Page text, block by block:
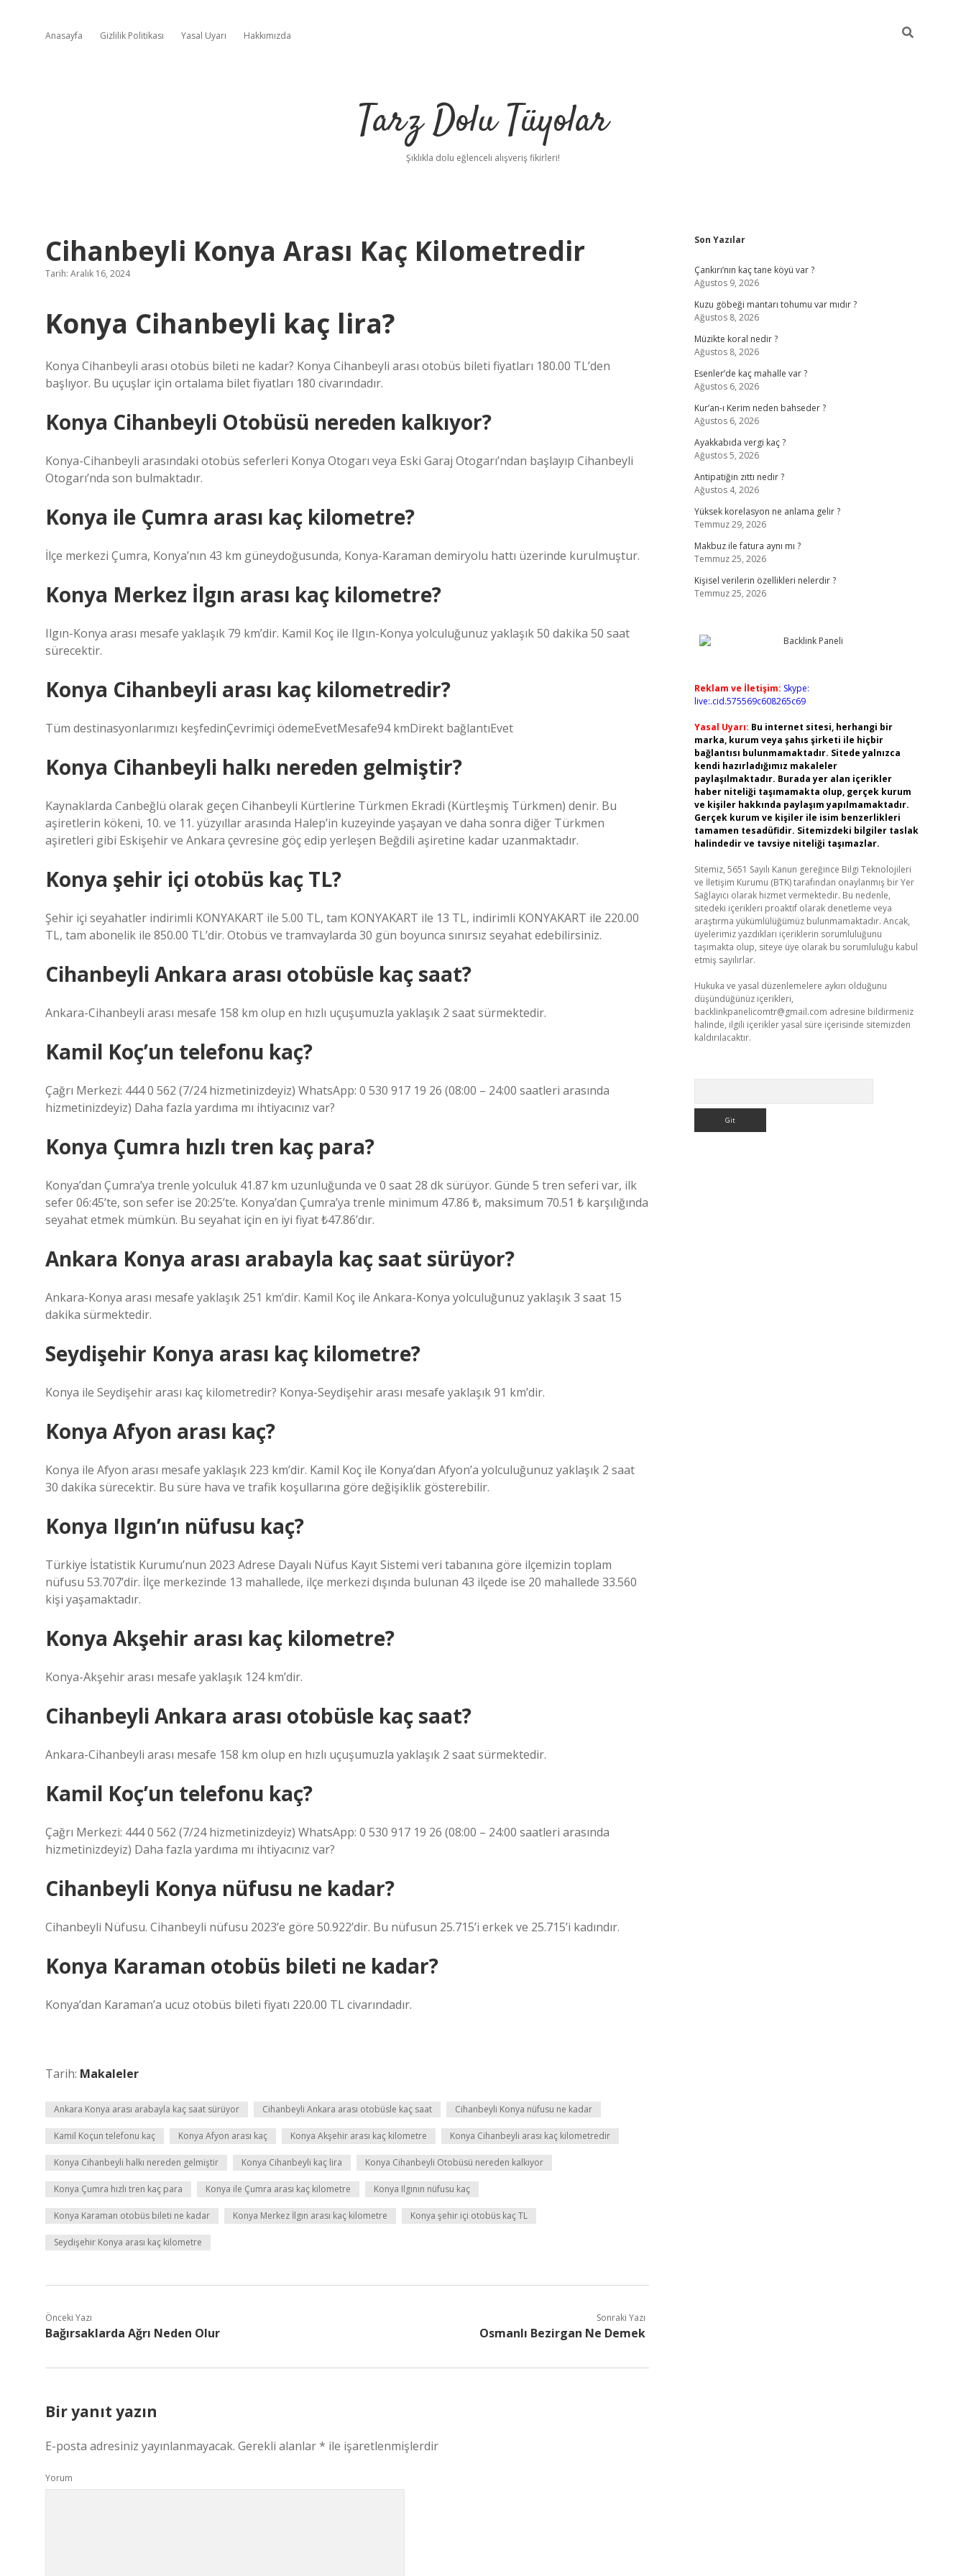
Anasayfa Gizlilik Politikası Yasal Uyarı Hakkımızda
Tarz Dolu Tüyolar
Şıklıkla dolu eğlenceli alışveriş fikirleri!
Cihanbeyli Konya Arası Kaç Kilometredir
Tarih: Aralık 16, 2024
Konya Cihanbeyli kaç lira?
Konya Cihanbeyli arası otobüs bileti ne kadar? Konya Cihanbeyli arası otobüs bileti fiyatları 180.00 TL’den
başlıyor. Bu uçuşlar için ortalama bilet fiyatları 180 civarındadır.
Konya Cihanbeyli Otobüsü nereden kalkıyor?
Konya-Cihanbeyli arasındaki otobüs seferleri Konya Otogarı veya Eski Garaj Otogarı’ndan başlayıp Cihanbeyli
Otogarı’nda son bulmaktadır.
Konya ile Çumra arası kaç kilometre?
İlçe merkezi Çumra, Konya’nın 43 km güneydoğusunda, Konya-Karaman demiryolu hattı üzerinde kurulmuştur.
Konya Merkez İlgın arası kaç kilometre?
Ilgın-Konya arası mesafe yaklaşık 79 km’dir. Kamil Koç ile Ilgın-Konya yolculuğunuz yaklaşık 50 dakika 50 saat
sürecektir.
Konya Cihanbeyli arası kaç kilometredir?
Tüm destinasyonlarımızı keşfedinÇevrimiçi ödemeEvetMesafe94 kmDirekt bağlantıEvet
Konya Cihanbeyli halkı nereden gelmiştir?
Kaynaklarda Canbeğlü olarak geçen Cihanbeyli Kürtlerine Türkmen Ekradi (Kürtleşmiş Türkmen) denir. Bu
aşiretlerin kökeni, 10. ve 11. yüzyıllar arasında Halep’in kuzeyinde yaşayan ve daha sonra diğer Türkmen
aşiretleri gibi Eskişehir ve Ankara çevresine göç edip yerleşen Beğdili aşiretine kadar uzanmaktadır.
Konya şehir içi otobüs kaç TL?
Şehir içi seyahatler indirimli KONYAKART ile 5.00 TL, tam KONYAKART ile 13 TL, indirimli KONYAKART ile 220.00
TL, tam abonelik ile 850.00 TL’dir. Otobüs ve tramvaylarda 30 gün boyunca sınırsız seyahat edebilirsiniz.
Cihanbeyli Ankara arası otobüsle kaç saat?
Ankara-Cihanbeyli arası mesafe 158 km olup en hızlı uçuşumuzla yaklaşık 2 saat sürmektedir.
Kamil Koç’un telefonu kaç?
Çağrı Merkezi: 444 0 562 (7/24 hizmetinizdeyiz) WhatsApp: 0 530 917 19 26 (08:00 – 24:00 saatleri arasında
hizmetinizdeyiz) Daha fazla yardıma mı ihtiyacınız var?
Konya Çumra hızlı tren kaç para?
Konya’dan Çumra’ya trenle yolculuk 41.87 km uzunluğunda ve 0 saat 28 dk sürüyor. Günde 5 tren seferi var, ilk
sefer 06:45’te, son sefer ise 20:25’te. Konya’dan Çumra’ya trenle minimum 47.86 ₺, maksimum 70.51 ₺ karşılığında
seyahat etmek mümkün. Bu seyahat için en iyi fiyat ₺47.86’dır.
Ankara Konya arası arabayla kaç saat sürüyor?
Ankara-Konya arası mesafe yaklaşık 251 km’dir. Kamil Koç ile Ankara-Konya yolculuğunuz yaklaşık 3 saat 15
dakika sürmektedir.
Seydişehir Konya arası kaç kilometre?
Konya ile Seydişehir arası kaç kilometredir? Konya-Seydişehir arası mesafe yaklaşık 91 km’dir.
Konya Afyon arası kaç?
Konya ile Afyon arası mesafe yaklaşık 223 km’dir. Kamil Koç ile Konya’dan Afyon’a yolculuğunuz yaklaşık 2 saat
30 dakika sürecektir. Bu süre hava ve trafik koşullarına göre değişiklik gösterebilir.
Konya Ilgın’ın nüfusu kaç?
Türkiye İstatistik Kurumu’nun 2023 Adrese Dayalı Nüfus Kayıt Sistemi veri tabanına göre ilçemizin toplam
nüfusu 53.707’dir. İlçe merkezinde 13 mahallede, ilçe merkezi dışında bulunan 43 ilçede ise 20 mahallede 33.560
kişi yaşamaktadır.
Konya Akşehir arası kaç kilometre?
Konya-Akşehir arası mesafe yaklaşık 124 km’dir.
Cihanbeyli Ankara arası otobüsle kaç saat?
Ankara-Cihanbeyli arası mesafe 158 km olup en hızlı uçuşumuzla yaklaşık 2 saat sürmektedir.
Kamil Koç’un telefonu kaç?
Çağrı Merkezi: 444 0 562 (7/24 hizmetinizdeyiz) WhatsApp: 0 530 917 19 26 (08:00 – 24:00 saatleri arasında
hizmetinizdeyiz) Daha fazla yardıma mı ihtiyacınız var?
Cihanbeyli Konya nüfusu ne kadar?
Cihanbeyli Nüfusu. Cihanbeyli nüfusu 2023’e göre 50.922’dir. Bu nüfusun 25.715’i erkek ve 25.715’i kadındır.
Konya Karaman otobüs bileti ne kadar?
Konya’dan Karaman’a ucuz otobüs bileti fiyatı 220.00 TL civarındadır.
Tarih: Makaleler
Ankara Konya arası arabayla kaç saat sürüyor Cihanbeyli Ankara arası otobüsle kaç saat Cihanbeyli Konya nüfusu ne kadar
Kamil Koçun telefonu kaç Konya Afyon arası kaç Konya Akşehir arası kaç kilometre Konya Cihanbeyli arası kaç kilometredir
Konya Cihanbeyli halkı nereden gelmiştir Konya Cihanbeyli kaç lira Konya Cihanbeyli Otobüsü nereden kalkıyor
Konya Çumra hızlı tren kaç para Konya ile Çumra arası kaç kilometre Konya Ilgının nüfusu kaç
Konya Karaman otobüs bileti ne kadar Konya Merkez İlgın arası kaç kilometre Konya şehir içi otobüs kaç TL
Seydişehir Konya arası kaç kilometre
Önceki Yazı
Bağırsaklarda Ağrı Neden Olur
Sonraki Yazı
Osmanlı Bezirgan Ne Demek
Bir yanıt yazın
E-posta adresiniz yayınlanmayacak. Gerekli alanlar* ile işaretlenmişlerdir
Yorum
Sidebar
Son Yazılar
Çankırı’nın kaç tane köyü var ?
Ağustos 9, 2026
Kuzu göbeği mantarı tohumu var mıdır ?
Ağustos 8, 2026
Müzikte koral nedir ?
Ağustos 8, 2026
Esenler’de kaç mahalle var ?
Ağustos 6, 2026
Kur’an-ı Kerim neden bahseder ?
Ağustos 6, 2026
Ayakkabıda vergi kaç ?
Ağustos 5, 2026
Antipatiğin zıttı nedir ?
Ağustos 4, 2026
Yüksek korelasyon ne anlama gelir ?
Temmuz 29, 2026
Makbuz ile fatura aynı mı ?
Temmuz 25, 2026
Kişisel verilerin özellikleri nelerdir ?
Temmuz 25, 2026
Reklam ve İletişim: Skype:
live:.cid.575569c608265c69
Yasal Uyarı: Bu internet sitesi, herhangi bir
marka, kurum veya şahıs şirketi ile hiçbir
bağlantısı bulunmamaktadır. Sitede yalnızca
kendi hazırladığımız makaleler
paylaşılmaktadır. Burada yer alan içerikler
haber niteliği taşımamakta olup, gerçek kurum
ve kişiler hakkında paylaşım yapılmamaktadır.
Gerçek kurum ve kişiler ile isim benzerlikleri
tamamen tesadüfidir. Sitemizdeki bilgiler taslak
halindedir ve tavsiye niteliği taşımazlar.
Sitemiz, 5651 Sayılı Kanun gereğince Bilgi Teknolojileri
ve İletişim Kurumu (BTK) tarafından onaylanmış bir Yer
Sağlayıcı olarak hizmet vermektedir. Bu nedenle,
sitedeki içerikleri proaktif olarak denetleme veya
araştırma yükümlülüğümüz bulunmamaktadır. Ancak,
üyelerimiz yazdıkları içeriklerin sorumluluğunu
taşımakta olup, siteye üye olarak bu sorumluluğu kabul
etmiş sayılırlar.
Hukuka ve yasal düzenlemelere aykırı olduğunu
düşündüğünüz içerikleri,
backlinkpanelicomtr@gmail.com adresine bildirmeniz
halinde, ilgili içerikler yasal süre içerisinde sitemizden
kaldırılacaktır.
ilbet giriş yap